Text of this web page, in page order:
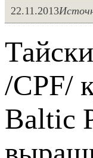
22.11.2013
/CPF/
Baltic